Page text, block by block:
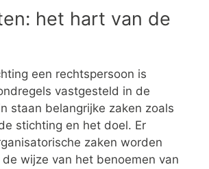
het hart van de
een rechtspersoon is
vastgesteld in de
staan belangrijke zaken zoals
stichting en het doel. Er
zaken worden
wijze van het benoemen van